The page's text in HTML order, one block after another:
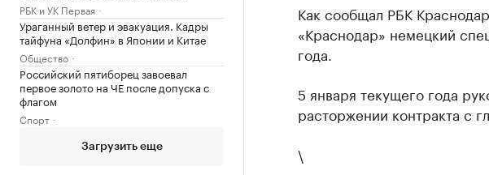
РБК и УК Первая
Ураганный ветер и эвакуация. Кадры
тайфуна «Долфин» в Японии и Китае
Общество
Российский пятиборец завоевал
первое золото на ЧЕ после допуска с
флагом
Спорт
Загрузить еще
Как сообщал РБК
«Краснодар» немецкий
года.
5 января текущего года
расторжении контракта с
\